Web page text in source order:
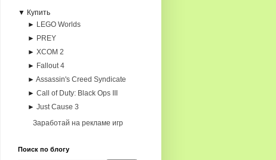
▼ Купить
► LEGO Worlds
► PREY
► XCOM 2
► Fallout 4
► Assassin's Creed Syndicate
► Call of Duty: Black Ops III
► Just Cause 3
Заработай на рекламе игр
Поиск по блогу